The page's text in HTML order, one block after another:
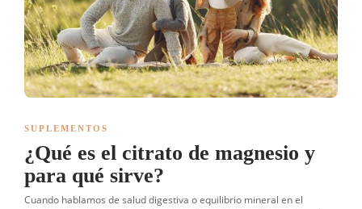
SUPLEMENTOS
¿Qué es el citrato de magnesio y
para qué sirve?
Cuando hablamos de salud digestiva o equilibrio mineral en el